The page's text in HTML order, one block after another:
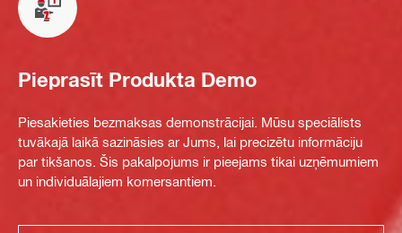
Pieprasīt Produkta Demo
Piesakieties bezmaksas demonstrācijai. Mūsu speciālists
tuvākajā laikā sazināsies ar Jums, lai precizētu informāciju
par tikšanos. Šis pakalpojums ir pieejams tikai uzņēmumiem
un individuālajiem komersantiem.